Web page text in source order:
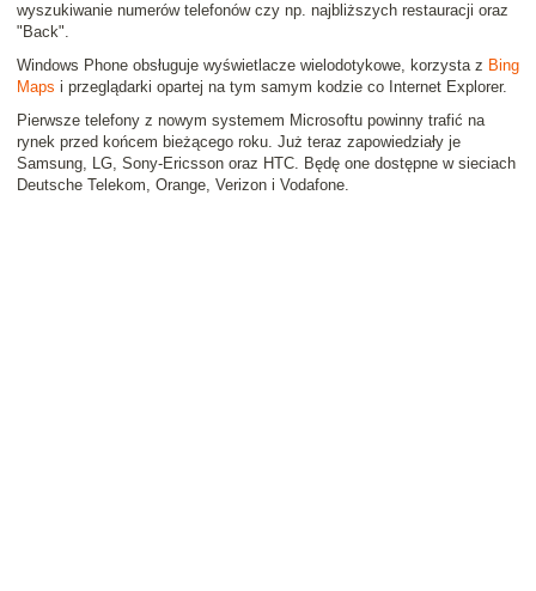
wyszukiwanie numerów telefonów czy np. najbliższych restauracji oraz
"Back".
Windows Phone obsługuje wyświetlacze wielodotykowe, korzysta z Bing
Maps i przeglądarki opartej na tym samym kodzie co Internet Explorer.
Pierwsze telefony z nowym systemem Microsoftu powinny trafić na
rynek przed końcem bieżącego roku. Już teraz zapowiedziały je
Samsung, LG, Sony-Ericsson oraz HTC. Będę one dostępne w sieciach
Deutsche Telekom, Orange, Verizon i Vodafone.